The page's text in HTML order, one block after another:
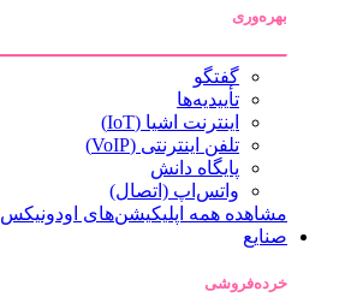
بهره‌وری
گفتگو
تأییدیه‌ها
اینترنت اشیا (IoT)
تلفن اینترنتی (VoIP)
پایگاه دانش
واتس‌اپ (اتصال)
مشاهده همه اپلیکیشن‌های اودونیکس
صنایع
خرده‌فروشی